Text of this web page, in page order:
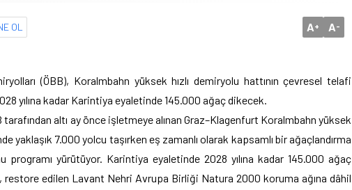
OL A+ A-
(ÖBB), Koralmbahn yüksek hızlı demiryolu hattının çevresel telafi
yılına kadar Karintiya eyaletinde 145.000 ağaç dikecek.
tarafından altı ay önce işletmeye alınan Graz–Klagenfurt Koralmbahn yüksek
yaklaşık 7.000 yolcu taşırken eş zamanlı olarak kapsamlı bir ağaçlandırma
yürütüyor. Karintiya eyaletinde 2028 yılına kadar 145.000 ağaç
edilen Lavant Nehri Avrupa Birliği Natura 2000 koruma ağına dâhil